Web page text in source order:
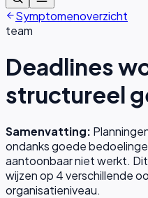
Symptomenoverzicht
team
Deadlines
structureel
Samenvatting:
ondanks goede
aantoonbaar niet werkt.
wijzen op 4verschillende
organisatieniveau.